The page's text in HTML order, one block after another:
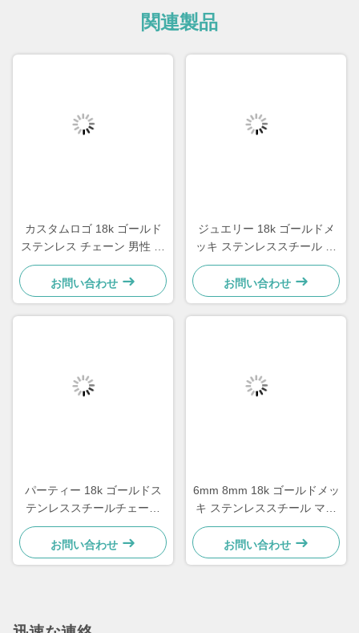
関連製品
カスタムロゴ 18k ゴールド
ステンレス チェーン 男性 ジ
ュエリー クロス ペンダント
チェーン
お問い合わせ
ジュエリー 18k ゴールドメ
ッキ ステンレススチール ジ
ュエリー 女性 チョーカー ク
ロス ネックレス 20 インチ
お問い合わせ
パーティー 18k ゴールドス
テンレススチールチェーン
ゴールドフィルド 三層ネッ
クレス パールペンダント
17.72インチ
お問い合わせ
6mm 8mm 18k ゴールドメッ
キ ステンレススチール マル
チサイズ チェーン シルバー
キューバンリンクチェーン
お問い合わせ